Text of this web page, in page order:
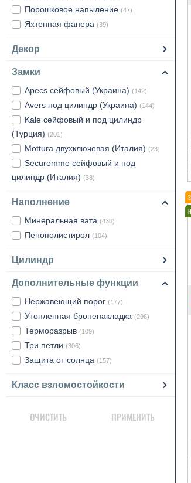
Порошковое напыление (47)
Яхтенная фанера (39)
Декор
Замки
Apecs сейфовый (Украина) (142)
Avers под цилиндр (Украина) (144)
Kale сейфовый и под цилиндр
(Турция) (201)
Mottura двухключевая (Италия) (23)
Securemme сейфовый и под
цилиндр (Италия) (38)
Наполнение
Минеральная вата (430)
Пенополистирол (104)
Цилиндр
Дополнительные функции
Нержавеющий порог (177)
Утопленная броненакладка (296)
Терморазрыв (109)
Три петли (306)
Защита от солнца (157)
Класс взломостойкости
ОЧИСТИТЬ ПРИМЕНИТЬ